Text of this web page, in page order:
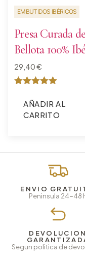
EMBUTIDOS IBÉRICOS
Presa Curada de
Bellota 100%
29,40€
con
de 5
AÑADIR AL
CARRITO
ENVIO
Peninsula 24-48
DEVOLUCION
Segun politica de